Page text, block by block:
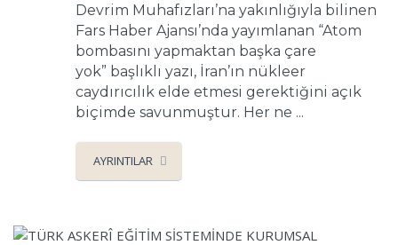
Devrim Muhafızları’na yakınlığıyla bilinen
Fars Haber Ajansı’nda yayımlanan “Atom
bombasını yapmaktan başka çare
yok” başlıklı yazı, İran’ın nükleer
caydırıcılık elde etmesi gerektiğini açık
biçimde savunmuştur. Her ne ...
AYRINTILAR